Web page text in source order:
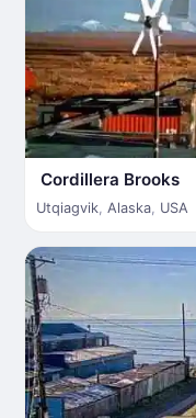
Cordillera Brooks
Utqiagvik, Alaska, USA